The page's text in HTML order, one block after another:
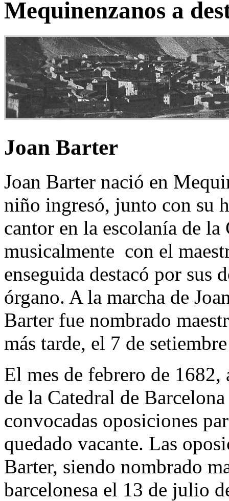
Mequinenzanos a
Joan Barter
Joan Barter nació en
niño ingresó, junto con su
cantor en la escolanía de
musicalmente con el
enseguida destacó por sus
órgano. A la marcha de
Barter fue nombrado
más tarde, el 7 de
El mes de febrero de
de la Catedral de
convocadas oposiciones
quedado vacante. Las
Barter, siendo nombrado
barcelonesa el 13 de julio